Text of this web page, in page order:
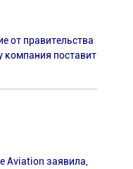
от правительства
компания поставит
Aviation заявила,